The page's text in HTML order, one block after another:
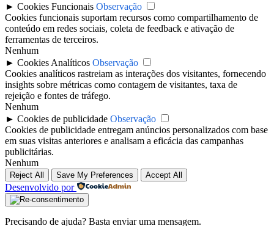
► Cookies Funcionais Observação
Cookies funcionais suportam recursos como compartilhamento de
conteúdo em redes sociais, coleta de feedback e ativação de
ferramentas de terceiros.
Nenhum
► Cookies Analíticos Observação
Cookies analíticos rastreiam as interações dos visitantes, fornecendo
insights sobre métricas como contagem de visitantes, taxa de
rejeição e fontes de tráfego.
Nenhum
► Cookies de publicidade Observação
Cookies de publicidade entregam anúncios personalizados com base
em suas visitas anteriores e analisam a eficácia das campanhas
publicitárias.
Nenhum
Reject All Save My Preferences Accept All
Desenvolvido por
Precisando de ajuda? Basta enviar uma mensagem.